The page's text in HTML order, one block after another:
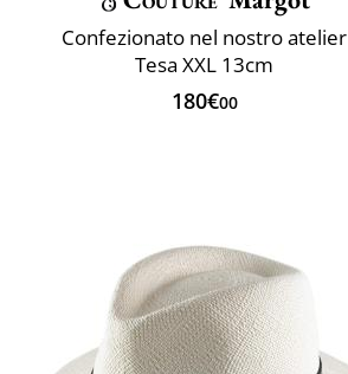
Confezionato nel nostro atelier
Tesa XXL 13cm
180€00